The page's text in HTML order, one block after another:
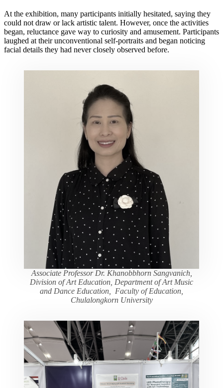
At the exhibition, many participants initially hesitated, saying they
could not draw or lack artistic talent. However, once the activities
began, reluctance gave way to curiosity and amusement. Participants
laughed at their unconventional self-portraits and began noticing
facial details they had never closely observed before.
Associate Professor Dr. Khanobbhorn Sangvanich,
Division of Art Education, Department of Art Music
and Dance Education, Faculty of Education,
Chulalongkorn University